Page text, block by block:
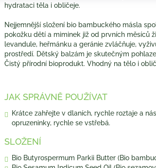
hydrataci těla i obličeje.
Nejjemnější složení bio bambuckého másla
pokožku dětí a miminek již od prvních měsíců
levandule, heřmánku a geránie zvláčňuje,
prostředí. Dětský balzám je skutečným
Čistý přírodní bioprodukt. Vhodný na tělo i
JAK SPRÁVNĚ POUŽÍVAT
Krátce zahřejte v dlaních, rychle roztaje a
opruzeninky, rychle se vstřebá.
SLOŽENÍ
Bio Butyrospermum Parkii Butter (Bio